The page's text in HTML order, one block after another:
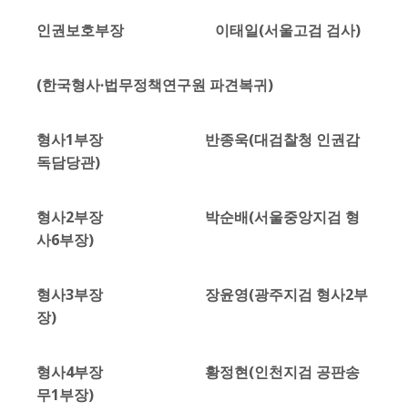
인권보호부장 이태일(서울고검 검사)
(한국형사·법무정책연구원 파견복귀)
형사1부장 반종욱(대검찰청 인권감
독담당관)
형사2부장 박순배(서울중앙지검 형
사6부장)
형사3부장 장윤영(광주지검 형사2부
장)
형사4부장 황정현(인천지검 공판송
무1부장)